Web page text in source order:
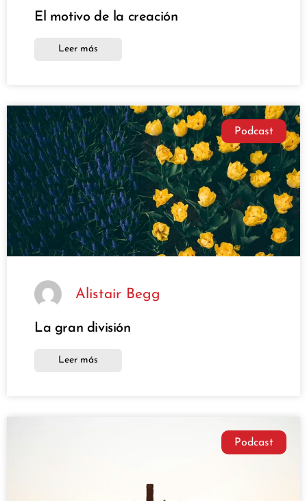
El motivo de la creación
Leer más
Podcast
Alistair Begg
La gran división
Leer más
Podcast